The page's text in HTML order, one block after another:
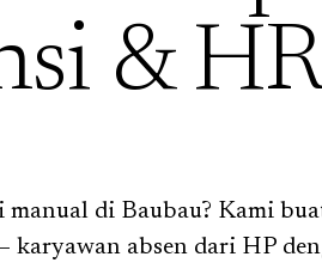
&
manual di Baubau? Kami
karyawan absen dari HP